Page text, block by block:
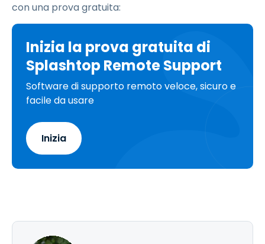
con una prova gratuita:
Inizia la prova gratuita di
Splashtop Remote Support
Software di supporto remoto veloce, sicuro e
facile da usare
Inizia